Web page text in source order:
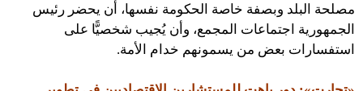
مصلحة البلد وبصفة خاصة الحكومة نفسها، أن يحضر رئيس
الجمهورية اجتماعات المجمع، وأن يُجيب شخصيًّا على
استفسارات بعض من يسمونهم خدام الأمة.